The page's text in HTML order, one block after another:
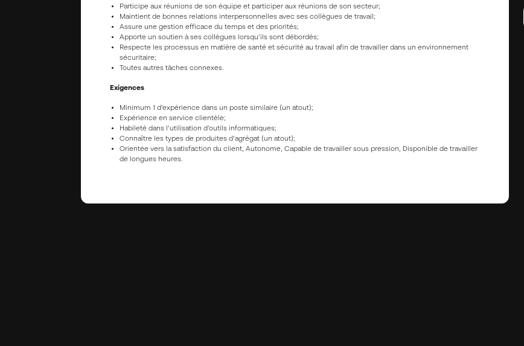
Participe aux réunions de son équipe et participer aux réunions de son secteur;
Maintient de bonnes relations interpersonnelles avec ses collègues de travail;
Assure une gestion efficace du temps et des priorités;
Apporte un soutien à ses collègues lorsqu’ils sont débordés;
Respecte les processus en matière de santé et sécurité au travail afin de travailler dans un environnement
sécuritaire;
Toutes autres tâches connexes.
Exigences
Minimum 1 d’expérience dans un poste similaire (un atout);
Expérience en service clientèle;
Habileté dans l’utilisation d’outils informatiques;
Connaître les types de produites d’agrégat (un atout);
Orientée vers la satisfaction du client, Autonome, Capable de travailler sous pression, Disponible de travailler
de longues heures.